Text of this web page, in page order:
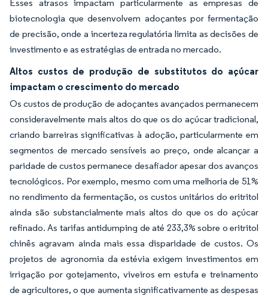
Esses atrasos impactam particularmente as empresas de
biotecnologia que desenvolvem adoçantes por fermentação
de precisão, onde a incerteza regulatória limita as decisões de
investimento e as estratégias de entrada no mercado.
Altos custos de produção de substitutos do açúcar
impactam o crescimento do mercado
Os custos de produção de adoçantes avançados permanecem
consideravelmente mais altos do que os do açúcar tradicional,
criando barreiras significativas à adoção, particularmente em
segmentos de mercado sensíveis ao preço, onde alcançar a
paridade de custos permanece desafiador apesar dos avanços
tecnológicos. Por exemplo, mesmo com uma melhoria de 51%
no rendimento da fermentação, os custos unitários do eritritol
ainda são substancialmente mais altos do que os do açúcar
refinado. As tarifas antidumping de até 233,3% sobre o eritritol
chinês agravam ainda mais essa disparidade de custos. Os
projetos de agronomia da estévia exigem investimentos em
irrigação por gotejamento, viveiros em estufa e treinamento
de agricultores, o que aumenta significativamente as despesas